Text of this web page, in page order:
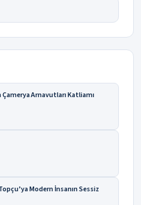
Çamerya Arnavutları Katliamı
Modern İnsanın Sessiz